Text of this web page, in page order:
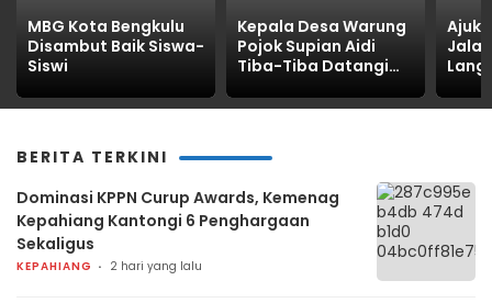
MBG Kota Bengkulu
Disambut Baik Siswa-
Siswi
Kepala Desa Warung
Pojok Supian Aidi
Tiba-Tiba Datangi
Kabupaten
Sampaikan Pesan
BERITA TERKINI
Dominasi KPPN Curup Awards, Kemenag
Kepahiang Kantongi 6 Penghargaan
Sekaligus
KEPAHIANG 2 hari yang lalu